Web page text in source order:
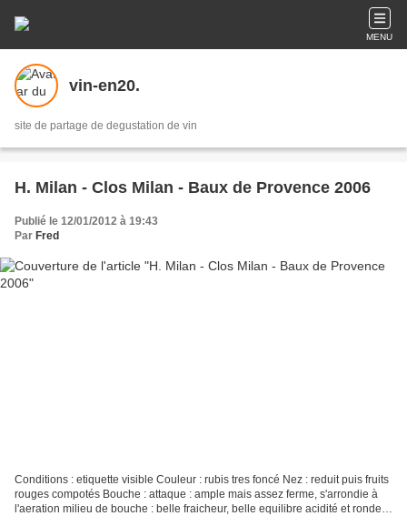
MENU
vin-en20.
site de partage de degustation de vin
H. Milan - Clos Milan - Baux de Provence 2006
Publié le 12/01/2012 à 19:43
Par Fred
Conditions : etiquette visible Couleur : rubis tres foncé Nez : reduit puis fruits
rouges compotés Bouche : attaque : ample mais assez ferme, s'arrondie à
l'aeration milieu de bouche : belle fraicheur, belle equilibre acidité et rondeur